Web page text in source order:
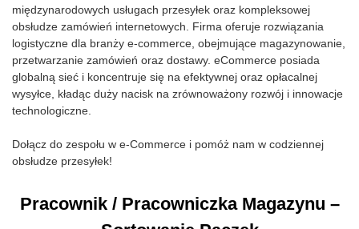
międzynarodowych usługach przesyłek oraz kompleksowej
obsłudze zamówień internetowych. Firma oferuje rozwiązania
logistyczne dla branży e-commerce, obejmujące magazynowanie,
przetwarzanie zamówień oraz dostawy. eCommerce posiada
globalną sieć i koncentruje się na efektywnej oraz opłacalnej
wysyłce, kładąc duży nacisk na zrównoważony rozwój i innowacje
technologiczne.
Dołącz do zespołu w e-Commerce i pomóż nam w codziennej
obsłudze przesyłek!
Pracownik / Pracowniczka Magazynu –